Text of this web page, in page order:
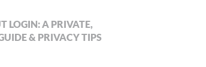
LOGIN: A PRIVATE,
& PRIVACY TIPS